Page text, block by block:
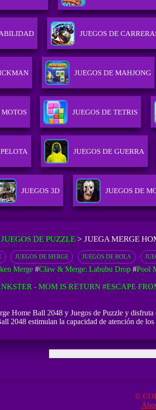
JUEGOS DE
JUEGOS DE MAHJONG
MOTOS JUEGOS DE TETRIS
JUEGOS DE GUERRA
JUEGOS 3D JUEGOS DE
JUEGOS DE PUZZLE> JUEGA MERGE
JUEGOS DE MERGE JUEGOS DE BOLA
Merge#Claw & Merge: Labubu Drop#Pool
- MOM IS RETURN #ESCAPE
Home Ball 2048 y Juegos de Puzzle y
2048 estimulan la capacidad de atención de
©